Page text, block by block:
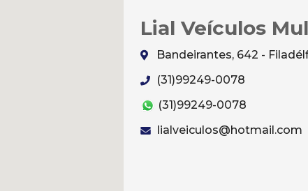
Lial Veículos
Bandeirantes, 642 -
(31)99249-0078
(31)99249-0078
lialveiculos@hotmail.com